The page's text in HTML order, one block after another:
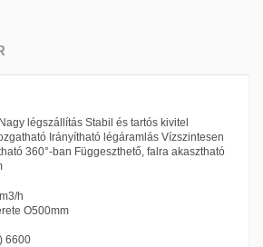
légszállítás Stabil és tartós kivitel
Irányítható légáramlás Vízszintesen
360°-ban Függeszthető, falra akasztható
h
O500mm
6600